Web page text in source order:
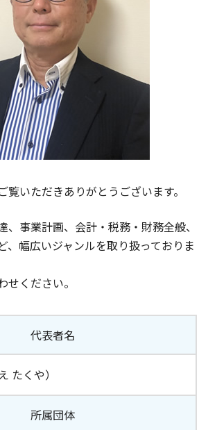
析 違い
相談
相談
支援
覧いただきありがとうございます。
、事業計画、会計・税務・財務全般、
、幅広いジャンルを取り扱っておりま
せください。
代表者名
たくや）
所属団体